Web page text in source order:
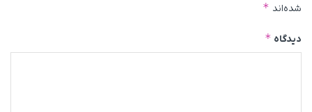
شده‌اند *
دیدگاه *